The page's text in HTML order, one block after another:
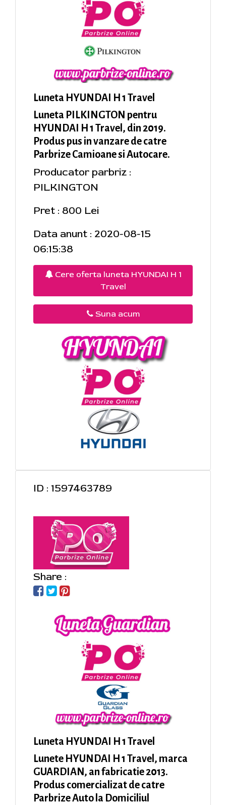
Luneta HYUNDAI H 1 Travel
Luneta PILKINGTON pentru
HYUNDAI H 1 Travel, din 2019.
Produs pus in vanzare de catre
Parbrize Camioane si Autocare.
Producator parbriz :
PILKINGTON
Pret : 800 Lei
Data anunt : 2020-08-15
06:15:38
Cere oferta luneta HYUNDAI H 1
Travel
Suna acum
ID : 1597463789
Share :
Luneta HYUNDAI H 1 Travel
Lunete HYUNDAI H 1 Travel, marca
GUARDIAN, an fabricatie 2013.
Produs comercializat de catre
Parbrize Auto la Domiciliul